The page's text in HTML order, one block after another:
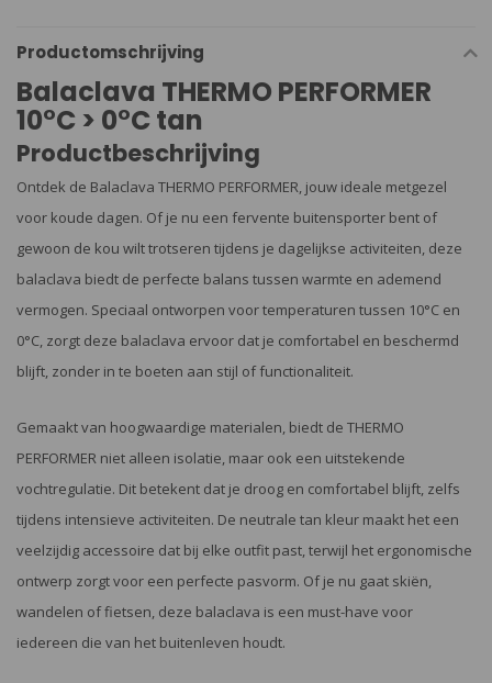
Productomschrijving
Balaclava THERMO PERFORMER
10°C > 0°C tan
Productbeschrijving
Ontdek de Balaclava THERMO PERFORMER, jouw ideale metgezel
voor koude dagen. Of je nu een fervente buitensporter bent of
gewoon de kou wilt trotseren tijdens je dagelijkse activiteiten, deze
balaclava biedt de perfecte balans tussen warmte en ademend
vermogen. Speciaal ontworpen voor temperaturen tussen 10°C en
0°C, zorgt deze balaclava ervoor dat je comfortabel en beschermd
blijft, zonder in te boeten aan stijl of functionaliteit.
Gemaakt van hoogwaardige materialen, biedt de THERMO
PERFORMER niet alleen isolatie, maar ook een uitstekende
vochtregulatie. Dit betekent dat je droog en comfortabel blijft, zelfs
tijdens intensieve activiteiten. De neutrale tan kleur maakt het een
veelzijdig accessoire dat bij elke outfit past, terwijl het ergonomische
ontwerp zorgt voor een perfecte pasvorm. Of je nu gaat skiën,
wandelen of fietsen, deze balaclava is een must-have voor
iedereen die van het buitenleven houdt.